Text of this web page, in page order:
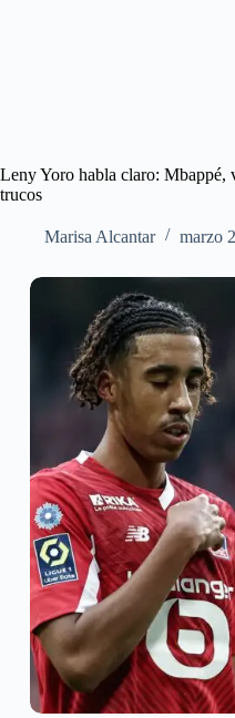
Leny Yoro habla claro: Mbappé,
trucos
Marisa Alcantar marzo